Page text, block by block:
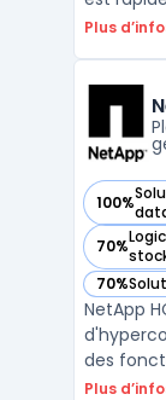
de
Nimble
Plus
100%
— voir
70%
— voir
70%
— voir
NetApp
des
Plus